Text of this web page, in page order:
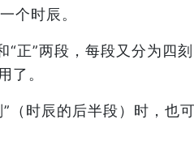
个时辰。
“正”两段，每段又分为
了。
（时辰的后半段）时，也